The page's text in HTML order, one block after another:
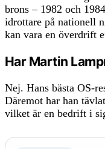
brons – 1982 och
idrottare på nationell
kan vara en överdrift
Har Martin
Nej. Hans bästa OS-
Däremot har han
vilket är en bedrift i